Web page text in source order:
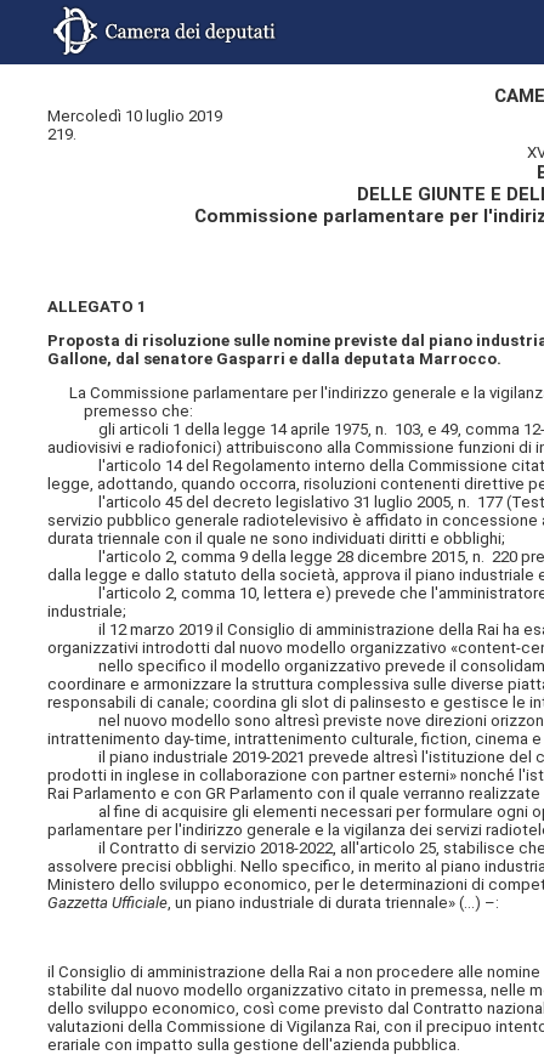
Mercoledì 10 luglio 2019
219.
DELLE GIUNTE E
Commissione parlamentare per
ALLEGATO 1
Proposta di risoluzione sulle nomine previste dal piano
Gallone, dal senatore Gasparri e dalla deputata Marrocco.
La Commissione parlamentare per l'indirizzo generale e la
premesso che:
gli articoli 1 della legge 14 aprile 1975, n. 103, e 49, comma
audiovisivi e radiofonici) attribuiscono alla Commissione funzioni
l'articolo 14 del Regolamento interno della Commissione
legge, adottando, quando occorra, risoluzioni contenenti direttive
l'articolo 45 del decreto legislativo 31 luglio 2005, n. 177 (Testo
servizio pubblico generale radiotelevisivo è affidato in
durata triennale con il quale ne sono individuati diritti e obblighi;
l'articolo 2, comma 9 della legge 28 dicembre 2015, n. 220
dalla legge e dallo statuto della società, approva il piano industriale
l'articolo 2, comma 10, lettera e) prevede che l'amministratore
industriale;
il 12 marzo 2019 il Consiglio di amministrazione della Rai ha
organizzativi introdotti dal nuovo modello organizzativo «content-
nello specifico il modello organizzativo prevede il
coordinare e armonizzare la struttura complessiva sulle diverse
responsabili di canale; coordina gli slot di palinsesto e gestisce le
nel nuovo modello sono altresì previste nove direzioni
intrattenimento day-time, intrattenimento culturale, fiction, cinema
il piano industriale 2019-2021 prevede altresì l'istituzione del
prodotti in inglese in collaborazione con partner esterni» nonché
Rai Parlamento e con GR Parlamento con il quale verranno
al fine di acquisire gli elementi necessari per formulare ogni
parlamentare per l'indirizzo generale e la vigilanza dei servizi
il Contratto di servizio 2018-2022, all'articolo 25, stabilisce
assolvere precisi obblighi. Nello specifico, in merito al piano
Ministero dello sviluppo economico, per le determinazioni di
Gazzetta Ufficiale, un piano industriale di durata triennale» (...) –:
il Consiglio di amministrazione della Rai a non procedere alle
stabilite dal nuovo modello organizzativo citato in premessa, nelle
dello sviluppo economico, così come previsto dal Contratto
valutazioni della Commissione di Vigilanza Rai, con il precipuo
erariale con impatto sulla gestione dell'azienda pubblica.